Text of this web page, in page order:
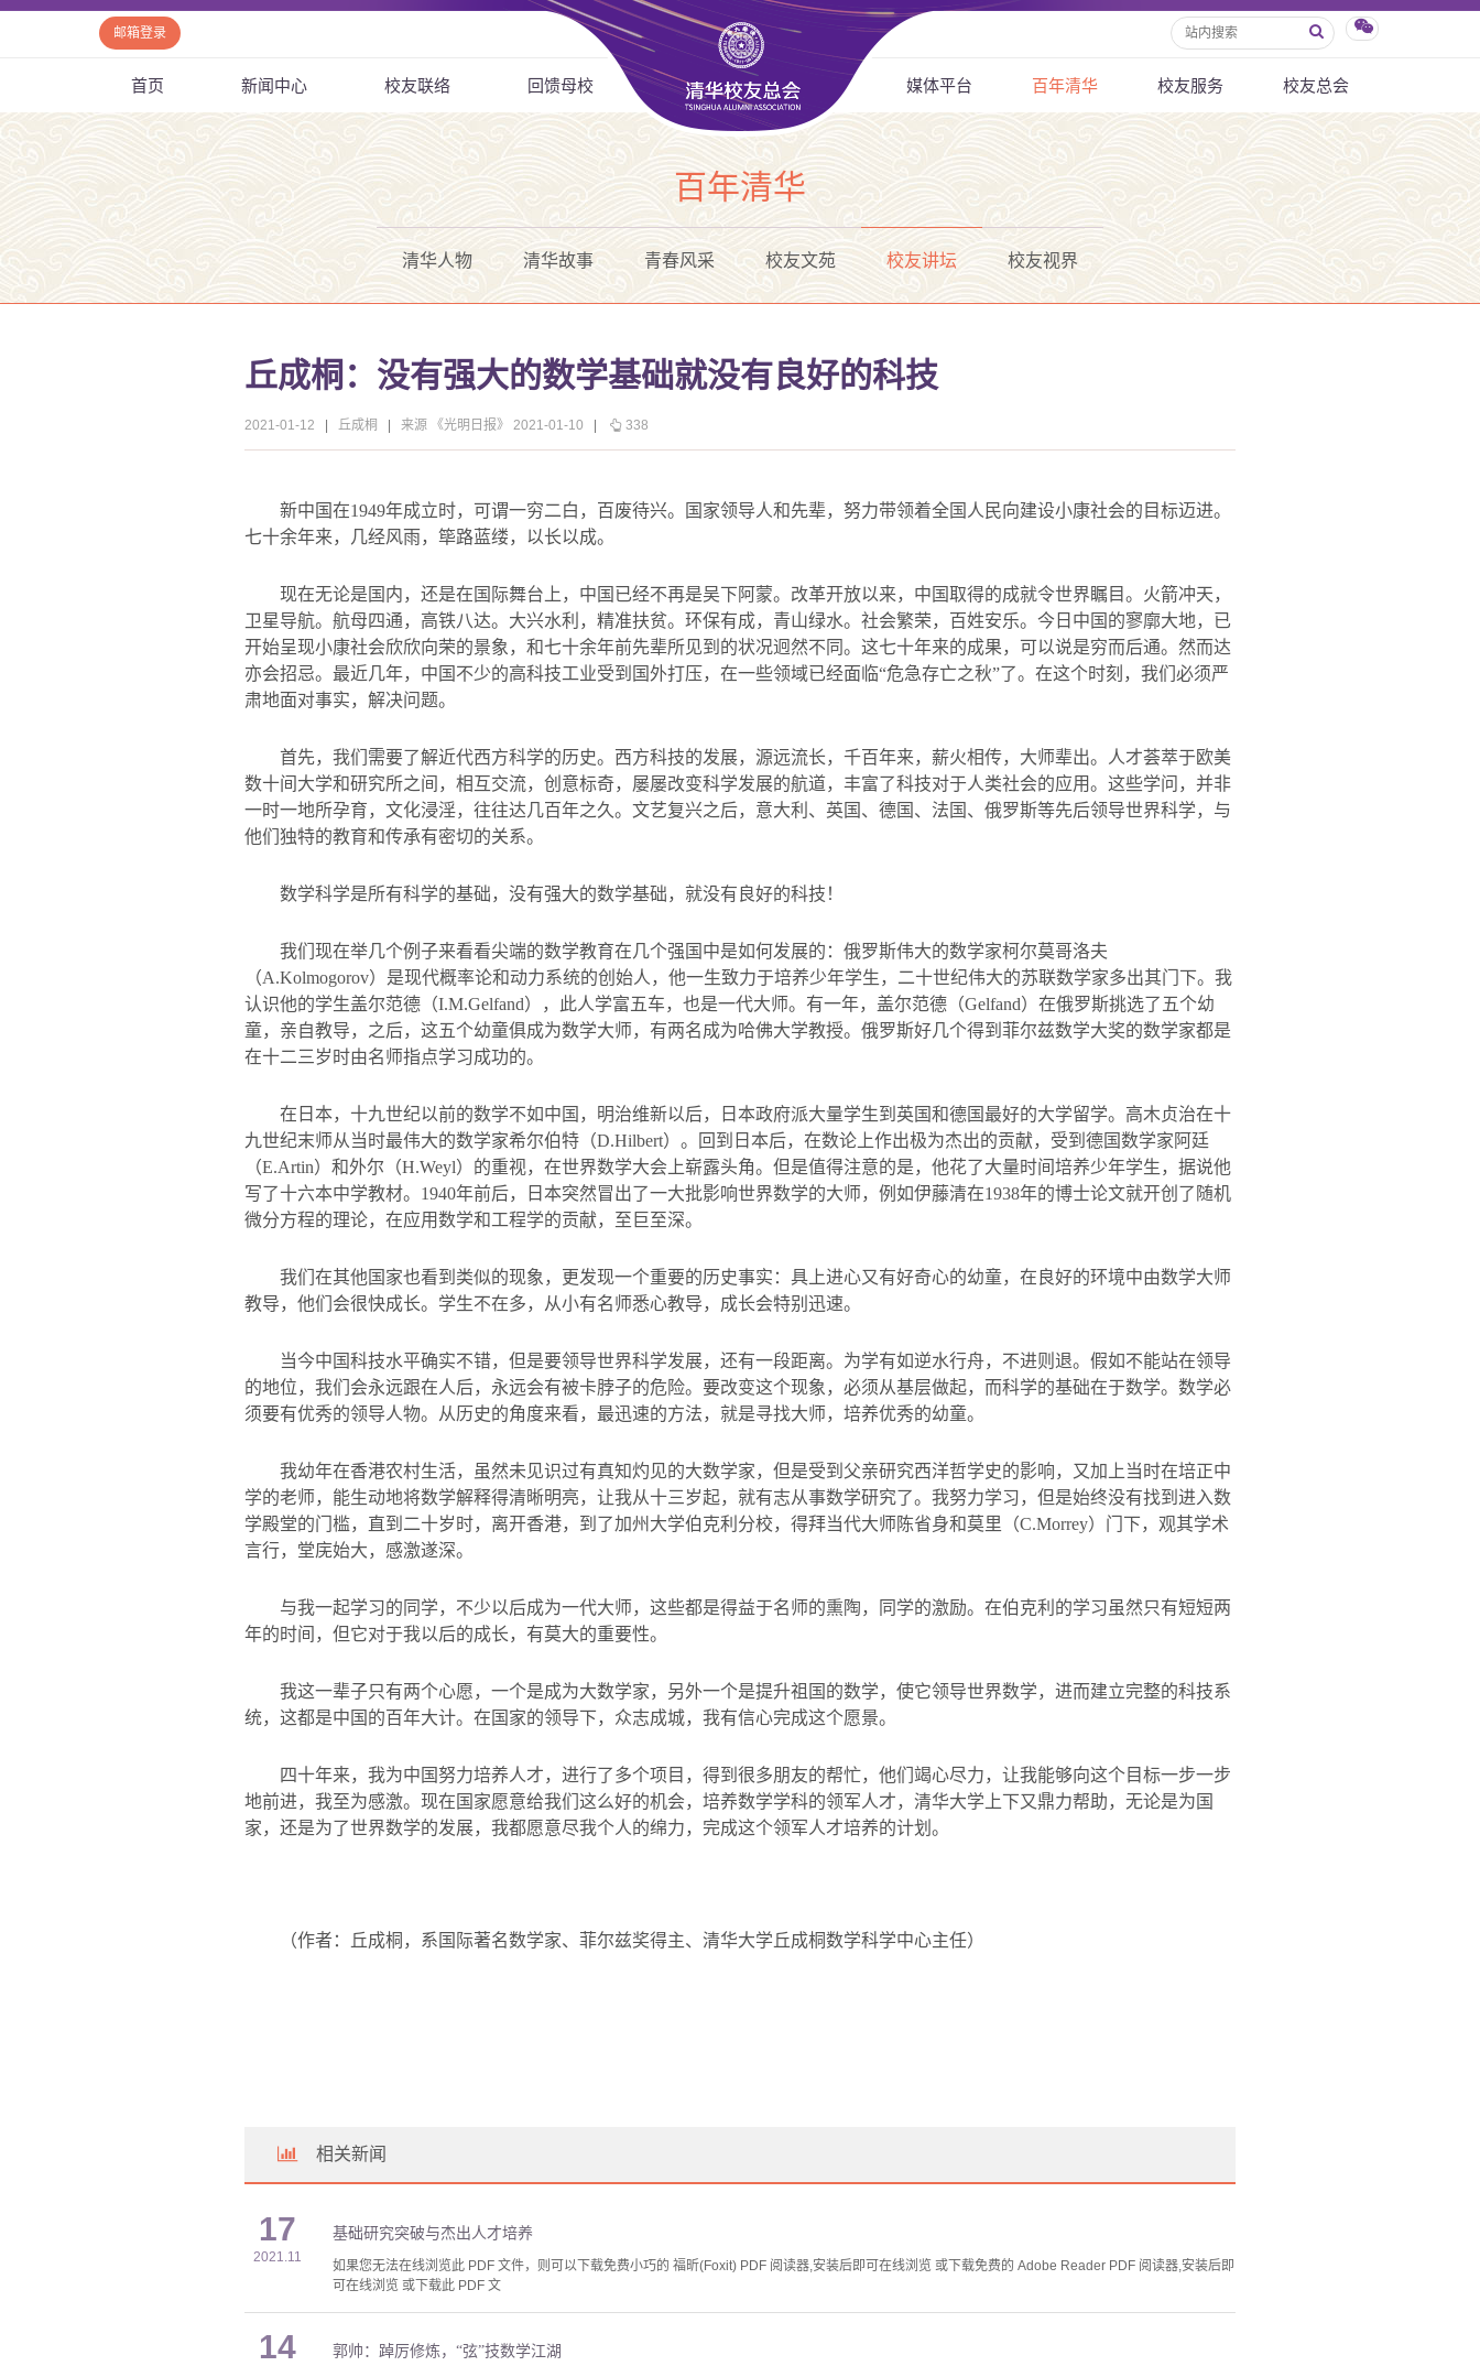
邮箱登录
首页 新闻中心 校友联络 回馈母校 媒体平台 百年清华 校友服务 校友总会
百年清华
清华人物 清华故事 青春风采 校友文苑 校友讲坛 校友视界
丘成桐：没有强大的数学基础就没有良好的科技
2021-01-12 丘成桐 来源 《光明日报》 2021-01-10 338
新中国在1949年成立时，可谓一穷二白，百废待兴。国家领导人和先辈，努力带领着全国人民向建设小康社会的目标迈进。
七十余年来，几经风雨，筚路蓝缕，以长以成。
现在无论是国内，还是在国际舞台上，中国已经不再是吴下阿蒙。改革开放以来，中国取得的成就令世界瞩目。火箭冲天，
卫星导航。航母四通，高铁八达。大兴水利，精准扶贫。环保有成，青山绿水。社会繁荣，百姓安乐。今日中国的寥廓大地，已
开始呈现小康社会欣欣向荣的景象，和七十余年前先辈所见到的状况迥然不同。这七十年来的成果，可以说是穷而后通。然而达
亦会招忌。最近几年，中国不少的高科技工业受到国外打压，在一些领域已经面临“危急存亡之秋”了。在这个时刻，我们必须严
肃地面对事实，解决问题。
首先，我们需要了解近代西方科学的历史。西方科技的发展，源远流长，千百年来，薪火相传，大师辈出。人才荟萃于欧美
数十间大学和研究所之间，相互交流，创意标奇，屡屡改变科学发展的航道，丰富了科技对于人类社会的应用。这些学问，并非
一时一地所孕育，文化浸淫，往往达几百年之久。文艺复兴之后，意大利、英国、德国、法国、俄罗斯等先后领导世界科学，与
他们独特的教育和传承有密切的关系。
数学科学是所有科学的基础，没有强大的数学基础，就没有良好的科技！
我们现在举几个例子来看看尖端的数学教育在几个强国中是如何发展的：俄罗斯伟大的数学家柯尔莫哥洛夫
（A.Kolmogorov）是现代概率论和动力系统的创始人，他一生致力于培养少年学生，二十世纪伟大的苏联数学家多出其门下。我
认识他的学生盖尔范德（I.M.Gelfand），此人学富五车，也是一代大师。有一年，盖尔范德（Gelfand）在俄罗斯挑选了五个幼
童，亲自教导，之后，这五个幼童俱成为数学大师，有两名成为哈佛大学教授。俄罗斯好几个得到菲尔兹数学大奖的数学家都是
在十二三岁时由名师指点学习成功的。
在日本，十九世纪以前的数学不如中国，明治维新以后，日本政府派大量学生到英国和德国最好的大学留学。高木贞治在十
九世纪末师从当时最伟大的数学家希尔伯特（D.Hilbert）。回到日本后，在数论上作出极为杰出的贡献，受到德国数学家阿廷
（E.Artin）和外尔（H.Weyl）的重视，在世界数学大会上崭露头角。但是值得注意的是，他花了大量时间培养少年学生，据说他
写了十六本中学教材。 1940年前后，日本突然冒出了一大批影响世界数学的大师，例如伊藤清在1938年的博士论文就开创了随机
微分方程的理论，在应用数学和工程学的贡献，至巨至深。
我们在其他国家也看到类似的现象，更发现一个重要的历史事实：具上进心又有好奇心的幼童，在良好的环境中由数学大师
教导，他们会很快成长。学生不在多，从小有名师悉心教导，成长会特别迅速。
当今中国科技水平确实不错，但是要领导世界科学发展，还有一段距离。为学有如逆水行舟，不进则退。假如不能站在领导
的地位，我们会永远跟在人后，永远会有被卡脖子的危险。要改变这个现象，必须从基层做起，而科学的基础在于数学。数学必
须要有优秀的领导人物。从历史的角度来看，最迅速的方法，就是寻找大师，培养优秀的幼童。
我幼年在香港农村生活，虽然未见识过有真知灼见的大数学家，但是受到父亲研究西洋哲学史的影响，又加上当时在培正中
学的老师，能生动地将数学解释得清晰明亮，让我从十三岁起，就有志从事数学研究了。我努力学习，但是始终没有找到进入数
学殿堂的门槛，直到二十岁时，离开香港，到了加州大学伯克利分校，得拜当代大师陈省身和莫里（C.Morrey）门下，观其学术
言行，堂庑始大，感激遂深。
与我一起学习的同学，不少以后成为一代大师，这些都是得益于名师的熏陶，同学的激励。在伯克利的学习虽然只有短短两
年的时间，但它对于我以后的成长，有莫大的重要性。
我这一辈子只有两个心愿，一个是成为大数学家，另外一个是提升祖国的数学，使它领导世界数学，进而建立完整的科技系
统，这都是中国的百年大计。在国家的领导下，众志成城，我有信心完成这个愿景。
四十年来，我为中国努力培养人才，进行了多个项目，得到很多朋友的帮忙，他们竭心尽力，让我能够向这个目标一步一步
地前进，我至为感激。现在国家愿意给我们这么好的机会，培养数学学科的领军人才，清华大学上下又鼎力帮助，无论是为国
家，还是为了世界数学的发展，我都愿意尽我个人的绵力，完成这个领军人才培养的计划。
（作者：丘成桐，系国际著名数学家、菲尔兹奖得主、清华大学丘成桐数学科学中心主任）
相关新闻
17
2021.11
基础研究突破与杰出人才培养
如果您无法在线浏览此 PDF 文件，则可以下载免费小巧的 福昕(Foxit) PDF 阅读器,安装后即可在线浏览 或下载免费的 Adobe Reader PDF 阅读器,安装后即
可在线浏览 或下载此 PDF 文
14 郭帅：踔厉修炼，“弦”技数学江湖